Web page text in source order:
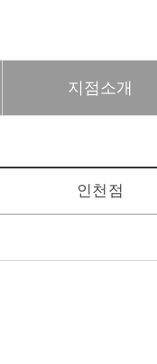
지점소개
인천점